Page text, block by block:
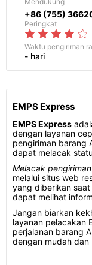
+86 (755)
Peringkat
Waktu pengiriman
- hari
EMPS Express
EMPS Express
dengan layanan
pengiriman barang
dapat melacak
Melacak
melalui situs web
yang diberikan
dapat melihat
Jangan biarkan
layanan pelacakan
perjalanan barang
dengan mudah dan